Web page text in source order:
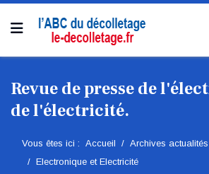
Revue de presse de
de l'électricité.
Vous êtes ici : Accueil
Archives actualités
Electronique et Electricité